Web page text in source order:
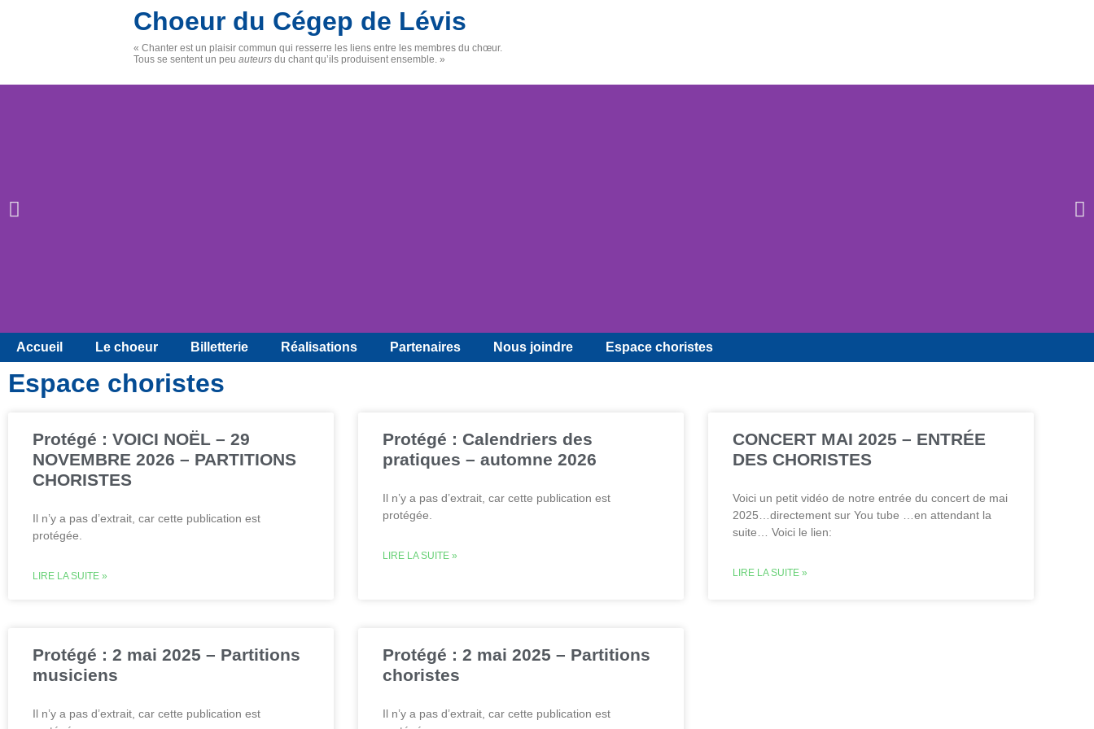
Choeur du Cégep de Lévis
« Chanter est un plaisir commun qui resserre les liens entre les membres du chœur.
Tous se sentent un peu auteursdu chant qu’ils produisent ensemble. »
Accueil Le choeur Billetterie Réalisations Partenaires Nous joindre Espace choristes
Espace choristes
Protégé : VOICI NOËL – 29
NOVEMBRE 2026 – PARTITIONS
CHORISTES
Il n’y a pas d’extrait, car cette publication est
protégée.
LIRE LA SUITE »
Protégé : Calendriers des
pratiques – automne 2026
Il n’y a pas d’extrait, car cette publication est
protégée.
LIRE LA SUITE »
CONCERT MAI 2025 – ENTRÉE
DES CHORISTES
Voici un petit vidéo de notre entrée du concert de mai
2025…directement sur You tube …en attendant la
suite… Voici le lien:
LIRE LA SUITE »
Protégé : 2 mai 2025 – Partitions
musiciens
Il n’y a pas d’extrait, car cette publication est
Protégé : 2 mai 2025 – Partitions
choristes
Il n’y a pas d’extrait, car cette publication est